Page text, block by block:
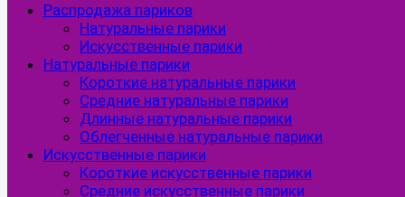
Распродажа париков
Натуральные парики
Искусственные парики
Натуральные парики
Короткие натуральные парики
Средние натуральные парики
Длинные натуральные парики
Облегченные натуральные парики
Искусственные парики
Короткие искусственные парики
Средние искусственные парики